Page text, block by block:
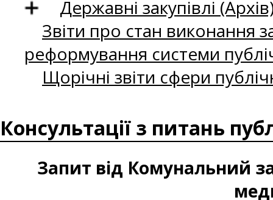
Державні закупівлі
Звіти про стан виконання
реформування системи
Щорічні звіти сфери
Консультації з питань
Запит від Комунальний